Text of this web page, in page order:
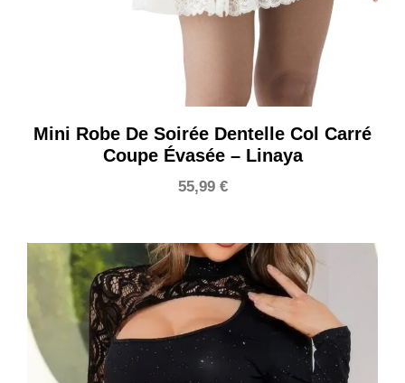
Mini Robe De Soirée Dentelle Col Carré
Coupe Évasée – Linaya
55,99 €